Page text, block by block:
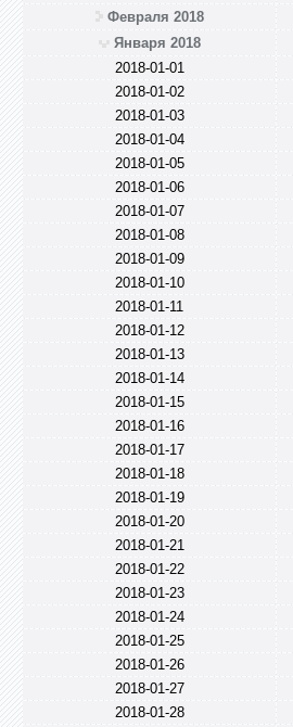
Февраля 2018
Января 2018
2018-01-01
2018-01-02
2018-01-03
2018-01-04
2018-01-05
2018-01-06
2018-01-07
2018-01-08
2018-01-09
2018-01-10
2018-01-11
2018-01-12
2018-01-13
2018-01-14
2018-01-15
2018-01-16
2018-01-17
2018-01-18
2018-01-19
2018-01-20
2018-01-21
2018-01-22
2018-01-23
2018-01-24
2018-01-25
2018-01-26
2018-01-27
2018-01-28